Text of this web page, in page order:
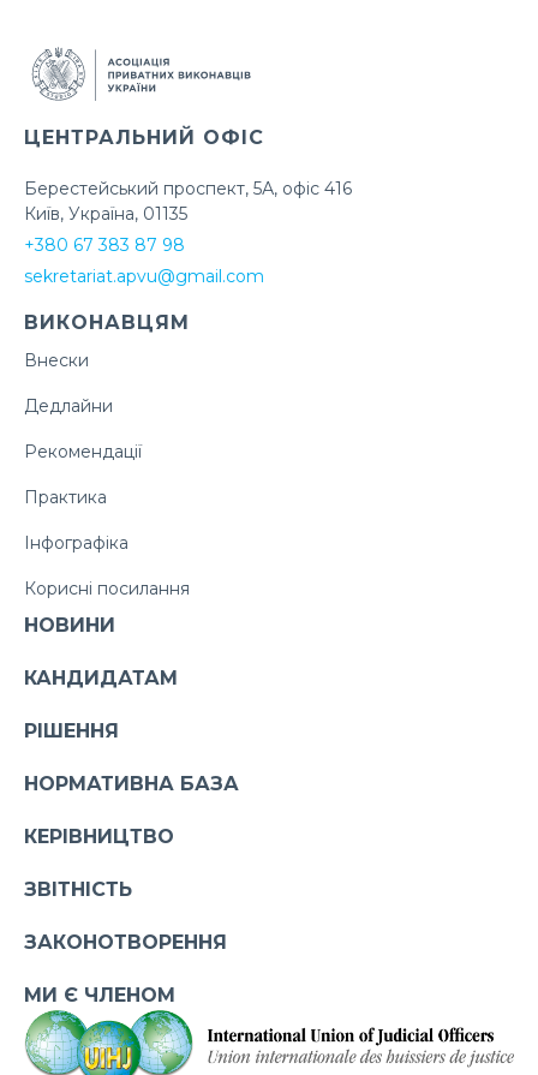
ЦЕНТРАЛЬНИЙ ОФІС
Берестейський проспект, 5А, офіс 416
Київ, Україна, 01135
+380 67 383 87 98
sekretariat.apvu@gmail.com
ВИКОНАВЦЯМ
Внески
Дедлайни
Рекомендації
Практика
Інфографіка
Корисні посилання
НОВИНИ
КАНДИДАТАМ
РІШЕННЯ
НОРМАТИВНА БАЗА
КЕРІВНИЦТВО
ЗВІТНІСТЬ
ЗАКОНОТВОРЕННЯ
МИ Є ЧЛЕНОМ